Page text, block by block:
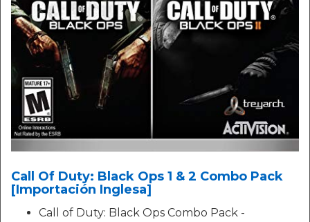
Call Of Duty: Black Ops 1 & 2 Combo Pack
[Importación Inglesa]
Call of Duty: Black Ops Combo Pack -